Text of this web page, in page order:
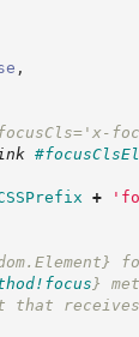
,
#focusClsEl
+ '
}
receives